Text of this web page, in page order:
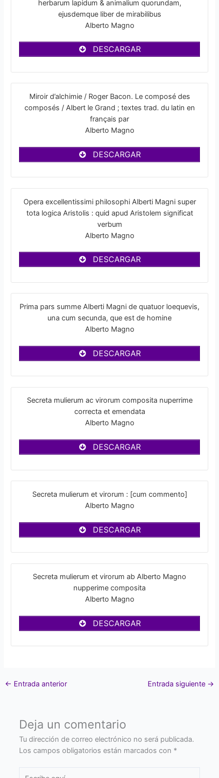
herbarum lapidum & animalium quorundam,
ejusdemque liber de mirabilibus
Alberto Magno
DESCARGAR
Miroir d’alchimie / Roger Bacon. Le composé des
composés / Albert le Grand ; textes trad. du latin en
français par
Alberto Magno
DESCARGAR
Opera excellentissimi philosophi Alberti Magni super
tota logica Aristolis : quid apud Aristolem significat
verbum
Alberto Magno
DESCARGAR
Prima pars summe Alberti Magni de quatuor loequevis,
una cum secunda, que est de homine
Alberto Magno
DESCARGAR
Secreta mulierum ac virorum composita nuperrime
correcta et emendata
Alberto Magno
DESCARGAR
Secreta mulierum et virorum : [cum commento]
Alberto Magno
DESCARGAR
Secreta mulierum et virorum ab Alberto Magno
nupperime composita
Alberto Magno
DESCARGAR
← Entrada anterior Entrada siguiente →
Deja un comentario
Tu dirección de correo electrónico no será publicada.
Los campos obligatorios están marcados con *